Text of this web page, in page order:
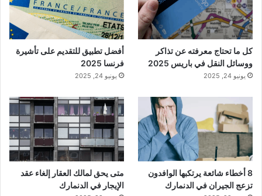
كل ما تحتاج معرفته عن تذاكر
ووسائل النقل في باريس 2025
يونيو 24, 2025
أفضل تطبيق للتقديم على تأشيرة
فرنسا 2025
يونيو 24, 2025
8 أخطاء شائعة يرتكبها الوافدون
تزعج الجيران في الدنمارك
متى يحق لمالك العقار إلغاء عقد
الإيجار في الدنمارك